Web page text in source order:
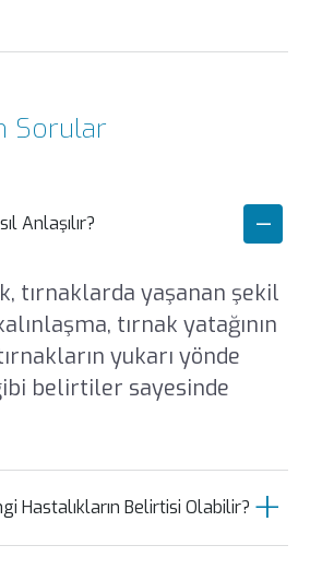
Sorular
Anlaşılır?
tırnaklarda yaşanan şekil
tırnak yatağının
yukarı yönde
belirtiler sayesinde
Hastalıkların Belirtisi Olabilir?